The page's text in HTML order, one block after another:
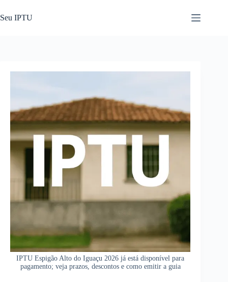
para
o
Seu IPTU
IPTU Espigão Alto do Iguaçu 2026 já está disponível para
pagamento; veja prazos, descontos e como emitir a guia